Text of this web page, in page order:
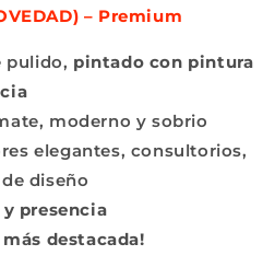
– Premium
pulido, pintado con pintura
moderno y sobrio
elegantes, consultorios,
diseño
presencia
destacada!